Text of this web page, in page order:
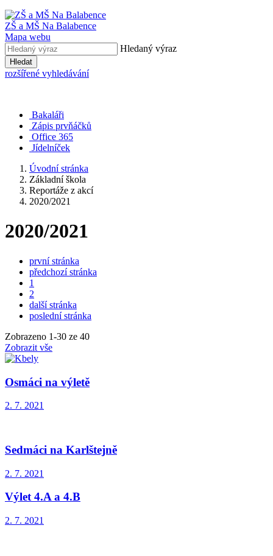
ZŠ a MŠ Na Balabence
Mapa webu
Hledaný výraz
Hledat
rozšířené vyhledávání
Bakaláři
Zápis prvňáčků
Office 365
Jídelníček
Úvodní stránka
Základní škola
Reportáže z akcí
2020/2021
2020/2021
první stránka
předchozí stránka
1
2
další stránka
poslední stránka
Zobrazeno 1-30 ze 40
Zobrazit vše
Osmáci na výletě
2. 7. 2021
Sedmáci na Karlštejně
2. 7. 2021
Výlet 4.A a 4.B
2. 7. 2021